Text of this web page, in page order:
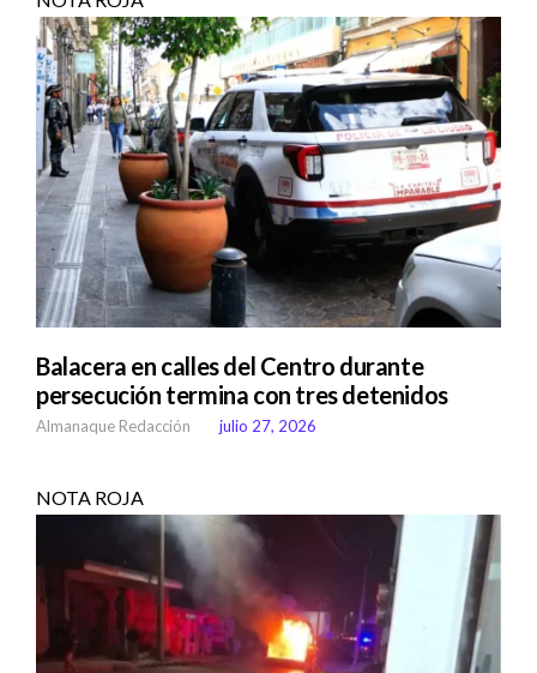
Balacera en calles del Centro durante
persecución termina con tres detenidos
Almanaque Redacción julio 27, 2026
NOTA ROJA